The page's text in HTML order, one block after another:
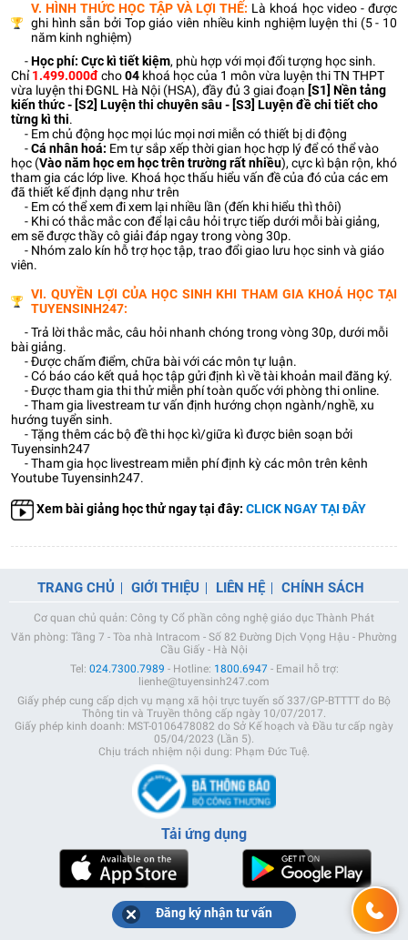
V. HÌNH THỨC HỌC TẬP VÀ LỢI THẾ: Là khoá học video - được
ghi hình sẵn bởi Top giáo viên nhiều kinh nghiệm luyện thi (5 - 10
năm kinh nghiệm)
-Học phí: Cực kì tiết kiệm, phù hợp với mọi đối tượng học sinh.
Chỉ1.499.000đcho04 khoá học của 1 môn vừa luyện thi TN THPT
vừa luyện thi ĐGNL Hà Nội (HSA), đầy đủ 3 giai đoạn [S1] Nền tảng
kiến thức - [S2] Luyện thi chuyên sâu - [S3] Luyện đề chi tiết cho
từng kì thi.
- Em chủ động học mọi lúc mọi nơi miễn có thiết bị di động
-Cá nhân hoá: Em tự sắp xếp thời gian học hợp lý để có thể vào
học (Vào năm học em học trên trường rất nhiều), cực kì bận rộn, khó
tham gia các lớp live. Khoá học thấu hiểu vấn đề của đó của các em
đã thiết kế định dạng như trên
- Em có thể xem đi xem lại nhiều lần (đến khi hiểu thì thôi)
- Khi có thắc mắc con để lại câu hỏi trực tiếp dưới mỗi bài giảng,
em sẽ được thầy cô giải đáp ngay trong vòng 30p.
- Nhóm zalo kín hỗ trợ học tập, trao đổi giao lưu học sinh và giáo
viên.
VI. QUYỀN LỢI CỦA HỌC SINH KHI THAM GIA KHOÁ HỌC TẠI
TUYENSINH247:
- Trả lời thắc mắc, câu hỏi nhanh chóng trong vòng 30p, dưới mỗi
bài giảng.
- Được chấm điểm, chữa bài với các môn tự luận.
- Có báo cáo kết quả học tập gửi định kì về tài khoản mail đăng ký.
- Được tham gia thi thử miễn phí toàn quốc với phòng thi online.
- Tham gia livestream tư vấn định hướng chọn ngành/nghề, xu
hướng tuyển sinh.
- Tặng thêm các bộ đề thi học kì/giữa kì được biên soạn bởi
Tuyensinh247
- Tham gia học livestream miễn phí định kỳ các môn trên kênh
Youtube Tuyensinh247.
Xem bài giảng học thử ngay tại đây: CLICK NGAY TẠI ĐÂY
TRANG CHỦ GIỚI THIỆU LIÊN HỆ CHÍNH SÁCH
Cơ quan chủ quản: Công ty Cổ phần công nghệ giáo dục Thành Phát
Văn phòng: Tầng 7 - Tòa nhà Intracom - Số 82 Đường Dịch Vọng Hậu - Phường
Cầu Giấy - Hà Nội
Tel: 024.7300.7989 - Hotline: 1800.6947- Email hỗ trợ:
lienhe@tuyensinh247.com
Giấy phép cung cấp dịch vụ mạng xã hội trực tuyến số 337/GP-BTTTT do Bộ
Thông tin và Truyền thông cấp ngày 10/07/2017.
Giấy phép kinh doanh: MST-0106478082 do Sở Kế hoạch và Đầu tư cấp ngày
05/04/2023 (Lần 5).
Chịu trách nhiệm nội dung: Phạm Đức Tuệ.
Tải ứng dụng
Đăng ký nhận tư vấn